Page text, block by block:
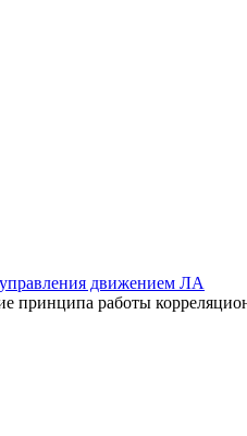
движением ЛА
принципа работы